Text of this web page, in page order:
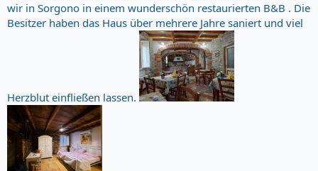
wir in Sorgono in einem wunderschön restaurierten B&B . Die
Besitzer haben das Haus über mehrere Jahre saniert und viel
Herzblut einfließen lassen.